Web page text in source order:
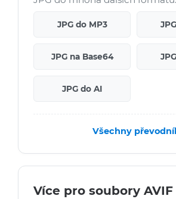
JPG do MP3
JPG na Base64
JPG do AI
Všechny
Více pro soubory AVIF